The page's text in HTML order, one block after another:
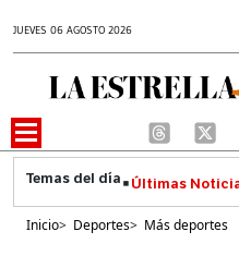
JUEVES 06 AGOSTO 2026
Últimas
Inicio> Deportes> Más deportes